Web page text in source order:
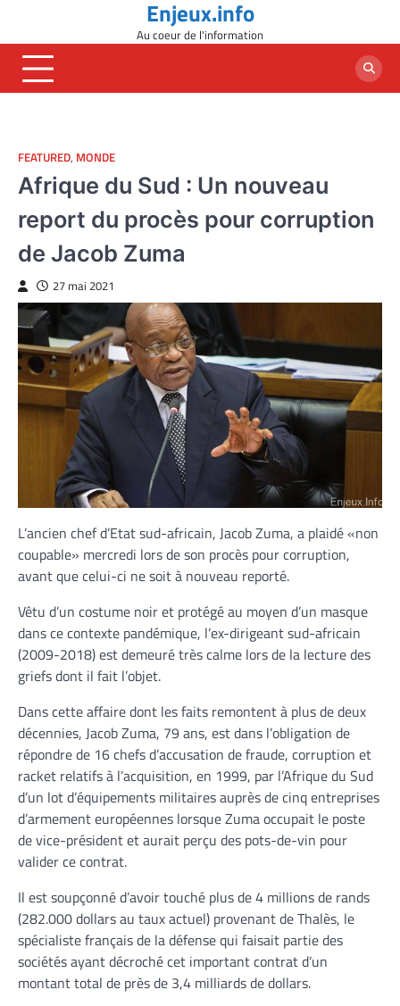
content
Enjeux.info
Au coeur de l'information
FEATURED, MONDE
Afrique du Sud : Un nouveau
report du procès pour corruption
de Jacob Zuma
27 mai 2021
L’ancien chef d’Etat sud-africain, Jacob Zuma, a plaidé «non
coupable» mercredi lors de son procès pour corruption,
avant que celui-ci ne soit à nouveau reporté.
Vêtu d’un costume noir et protégé au moyen d’un masque
dans ce contexte pandémique, l’ex-dirigeant sud-africain
(2009-2018) est demeuré très calme lors de la lecture des
griefs dont il fait l’objet.
Dans cette affaire dont les faits remontent à plus de deux
décennies, Jacob Zuma, 79 ans, est dans l’obligation de
répondre de 16 chefs d’accusation de fraude, corruption et
racket relatifs à l’acquisition, en 1999, par l’Afrique du Sud
d’un lot d’équipements militaires auprès de cinq entreprises
d’armement européennes lorsque Zuma occupait le poste
de vice-président et aurait perçu des pots-de-vin pour
valider ce contrat.
Il est soupçonné d’avoir touché plus de 4 millions de rands
(282.000 dollars au taux actuel) provenant de Thalès, le
spécialiste français de la défense qui faisait partie des
sociétés ayant décroché cet important contrat d’un
montant total de près de 3,4 milliards de dollars.